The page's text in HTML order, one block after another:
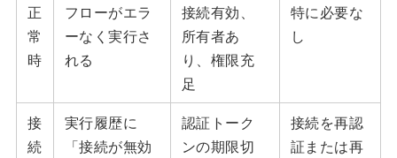
正
常
時
フローがエラ
ーなく実行さ
れる
接続有効、
所有者あ
り、権限充
足
特に必要な
し
接
続
実行履歴に
「接続が無効
認証トーク
ンの期限切
接続を再認
証または再